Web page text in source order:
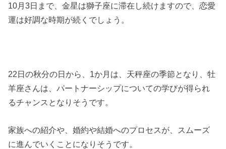
10月3日まで、金星は獅子座に滞在し続けますので、恋愛
運は好調な時期が続くでしょう。
22日の秋分の日から、1か月は、天秤座の季節となり、牡
羊座さんは、パートナーシップについての学びが得られ
るチャンスとなりそうです。
家族への紹介や、婚約や結婚へのプロセスが、スムーズ
に進んでいくことになりそうです。